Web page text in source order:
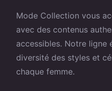
Mode Collection vous
avec des contenus
accessibles. Notre ligne
diversité des styles et
chaque femme.